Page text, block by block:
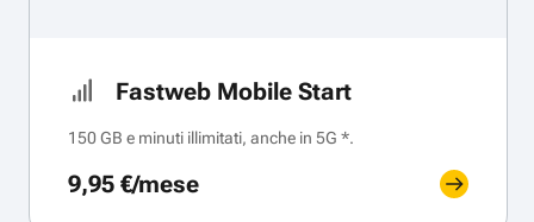
Fastweb Mobile Start
150 GB e minuti illimitati, anche in 5G *.
9,95 €/mese